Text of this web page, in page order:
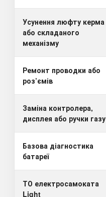
Усунення люфту керма
або складаного
механізму
Ремонт проводки або
роз’ємів
Заміна контролера,
дисплея або ручки газу
Базова діагностика
батареї
ТО електросамоката
Light